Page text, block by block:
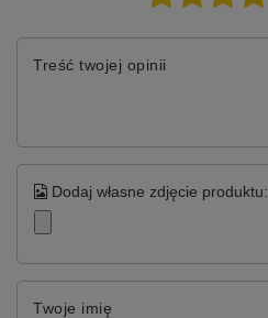
Treść twojej opinii
Dodaj własne zdjęcie produktu:
Twoje imię